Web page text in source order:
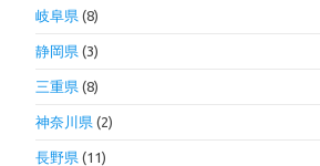
岐阜県 (8)
静岡県 (3)
三重県 (8)
神奈川県 (2)
長野県 (11)